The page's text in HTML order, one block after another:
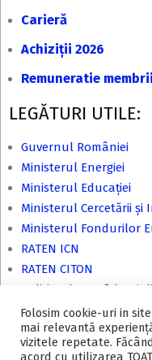
Carieră
Achiziții 2026
Remuneratie
LEGĂTURI UTILE:
Guvernul României
Ministerul Energiei
Ministerul Educației
Ministerul Cercetării și
Ministerul Fondurilor
RATEN ICN
RATEN CITON
Politica de
Folosim cookie-uri in
mai relevantă
vizitele repetate.
acord cu utilizarea